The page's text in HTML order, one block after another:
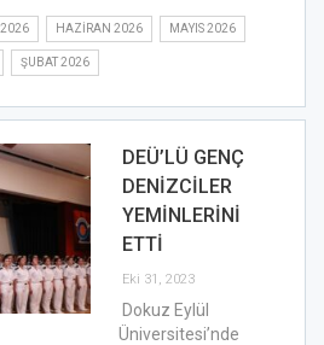
HAZIRAN 2026 MAYIS 2026
ŞUBAT 2026
DEÜ’LÜ GENÇ
DENİZCİLER
YEMİNLERİNİ
ETTİ
Eki 31, 2023
Dokuz Eylül
Üniversitesi’nde